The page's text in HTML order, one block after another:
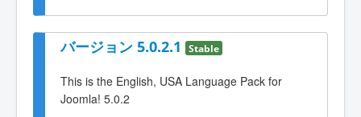
バージョン 5.0.2.1 Stable
This is the English, USA Language Pack for
Joomla! 5.0.2